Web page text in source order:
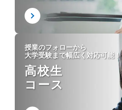
授業のフォローから
大学受験まで幅広く対応可能！
高校生
コース